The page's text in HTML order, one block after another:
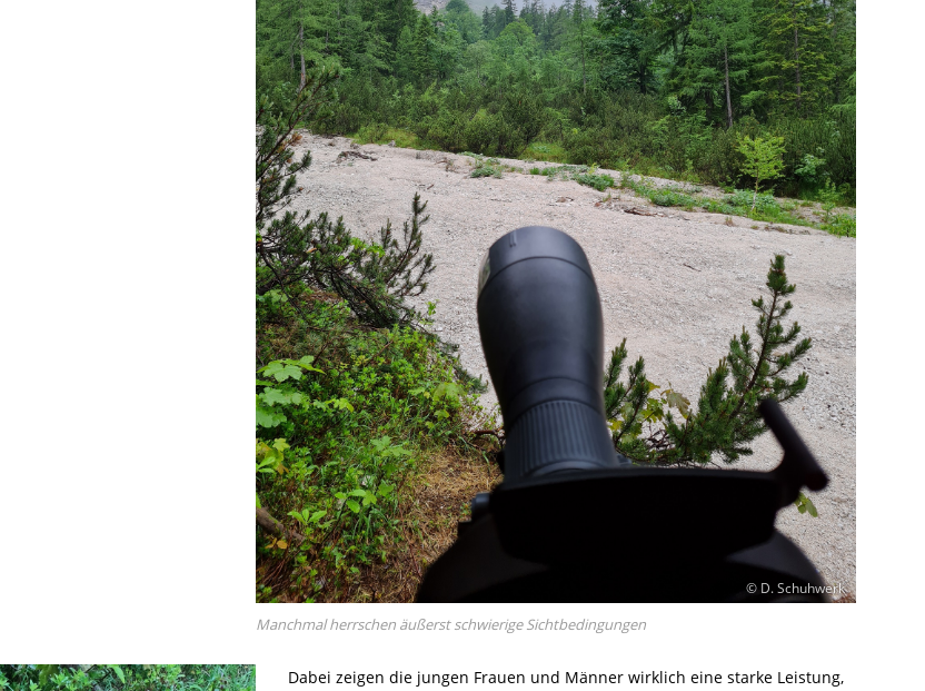
© D. Schuhwerk
Manchmal herrschen äußerst schwierige Sichtbedingungen
Dabei zeigen die jungen Frauen und Männer wirklich eine starke Leistung,